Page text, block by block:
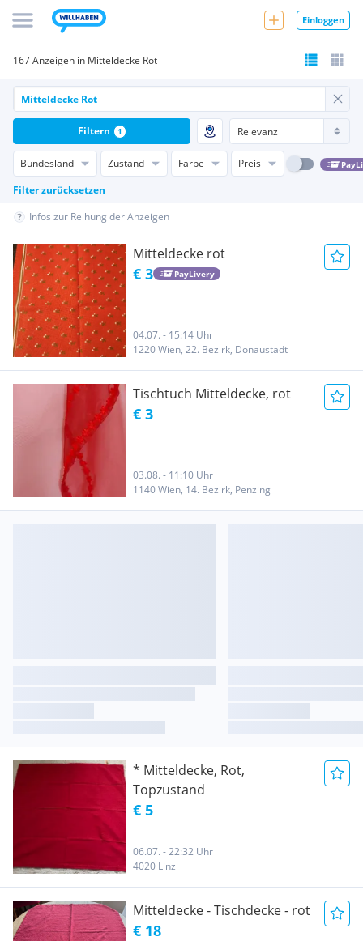
Einloggen
167 Anzeigen in Mitteldecke Rot
Bundesland Zustand Farbe Preis
Filter zurücksetzen
Filtern 1
Infos zur Reihung der Anzeigen
Mitteldecke rot
€ 3 PayLivery
04.07. - 15:14 Uhr
1220 Wien, 22. Bezirk, Donaustadt
Tischtuch Mitteldecke, rot
€ 3
03.08. - 11:10 Uhr
1140 Wien, 14. Bezirk, Penzing
* Mitteldecke, Rot,
Topzustand
€ 5
06.07. - 22:32 Uhr
4020 Linz
Mitteldecke - Tischdecke - rot
€ 18